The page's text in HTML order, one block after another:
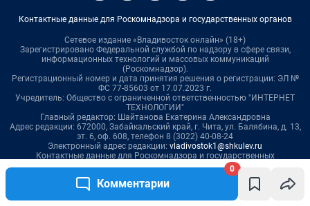
Комментарии
0
Контактные данные для Роскомнадзора и государственных органов
Сетевое издание «Владивосток онлайн» (18+)
Зарегистрировано Федеральной службой по надзору в сфере связи,
информационных технологий и массовых коммуникаций
(Роскомнадзор).
Регистрационный номер и дата принятия решения о регистрации: ЭЛ №
ФС 77-85603 от 17.07.2023 г.
Учредитель: Общество с ограниченной ответственностью "ИНТЕРНЕТ
ТЕХНОЛОГИИ"
Главный редактор: Шайтанова Екатерина Александровна
Адрес редакции: 672000, Забайкальский край, г. Чита, ул. Балябина, д. 13,
эт. 6, оф. 608, телефон 8 (3022) 40-08-24
Электронный адрес редакции: vladivostok1@shkulev.ru
Контактные данные для Роскомнадзора и государственных
органов:juristnsk@shkulev.ru
Связаться с отделом продаж:anna.chugaynova@shkulev.ru